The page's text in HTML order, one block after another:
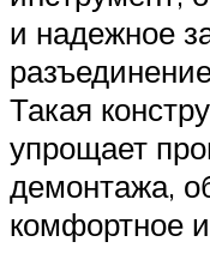
и надежное
Такая
упрощает
демонтажа,
комфортное